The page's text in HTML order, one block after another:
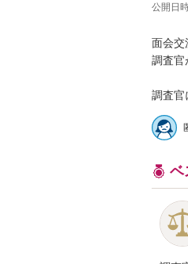
公開日
面会交
調査官
調査官
ベ